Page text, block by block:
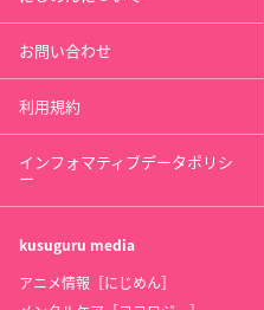
お問い合わせ
利用規約
インフォマティブデータポリシ
ー
kusuguru media
アニメ情報［にじめん］